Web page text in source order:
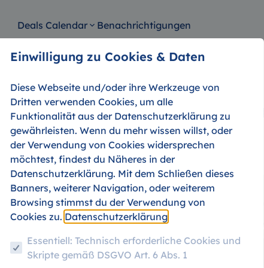
Deals Calendar Benachrichtigungen
Reise-Gadgets für
REISETIPPS FLYLA TIPS 07. AUGUST 2026
Einwilligung zu Cookies & Daten
Diese Webseite und/oder ihre Werkzeuge von
Dritten verwenden Cookies, um alle
Funktionalität aus der Datenschutzerklärung zu
gewährleisten. Wenn du mehr wissen willst, oder
der Verwendung von Cookies widersprechen
möchtest, findest du Näheres in der
Datenschutzerklärung. Mit dem Schließen dieses
Banners, weiterer Navigation, oder weiterem
Browsing stimmst du der Verwendung von
Cookies zu. Datenschutzerklärung
Essentiell: Technisch erforderliche Cookies und
Skripte gemäß DSGVO Art. 6 Abs. 1